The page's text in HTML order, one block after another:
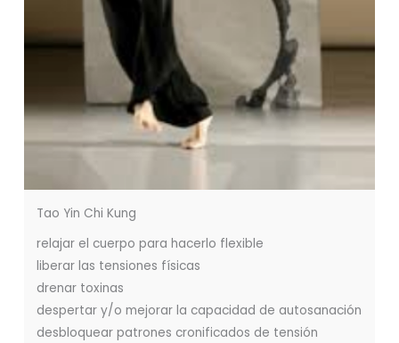
Tao Yin Chi Kung
relajar el cuerpo para hacerlo flexible
liberar las tensiones físicas
drenar toxinas
despertar y/o mejorar la capacidad de autosanación
desbloquear patrones cronificados de tensión